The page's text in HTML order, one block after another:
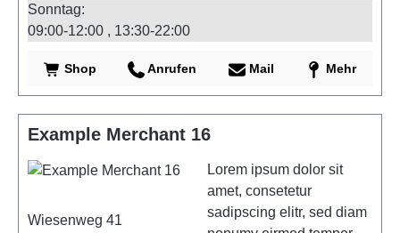
Sonntag:
09:00-12:00
13:30-22:00
Shop Anrufen Mail Mehr
Example Merchant 16
Wiesenweg 41
Lorem ipsum dolor sit
amet, consetetur
sadipscing elitr, sed diam